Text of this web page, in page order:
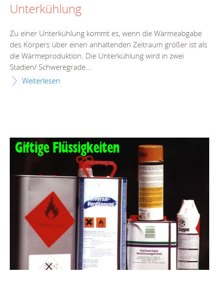
Unterkühlung
Zu einer Unterkühlung kommt es, wenn die Wärmeabgabe
des Körpers über einen anhaltenden Zeitraum größer ist als
die Wärmeproduktion. Die Unterkühlung wird in zwei
Stadien/ Schweregrade...
Weiterlesen